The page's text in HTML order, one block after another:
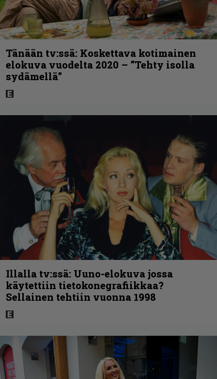
Tänään tv:ssä: Koskettava kotimainen
elokuva vuodelta 2020 – ”Tehty isolla
sydämellä”
Illalla tv:ssä: Uuno-elokuva jossa
käytettiin tietokonegrafiikkaa?
Sellainen tehtiin vuonna 1998